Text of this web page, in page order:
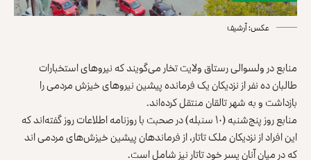
عکس: آرشیف
منابع در ولسوالی رستاق ولایت تخار می‌گویند که نیروهای استخبارات
طالبان ده نفر از نزدیکان یک فرمانده پیشین نیروهای خیزش مردمی را
بازداشت و به شهر تالقان منتقل کرده‌اند.
منابع روز پنج‌شنبه (۱۰ سنبله) در صحبت با روزنامه اطلاعات روز گفته‌اند که
این افراد از نزدیکان ملک تاتار، از فرماندهان پیشین خیزش‌های مردمی اند
که در میان آنان پسر خود تاتار نیز شامل است.